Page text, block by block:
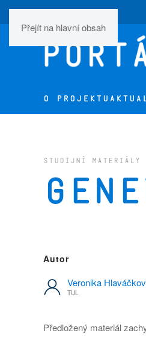
Přejít na hlavní obsah
O PROJEKTU
STUDIJNÍ MATERIÁLY
Autor
Veronika
TUL
Předložený materiál